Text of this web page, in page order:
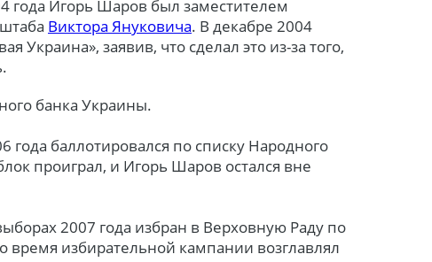
года Игорь Шаров был заместителем
Виктора Януковича. В декабре 2004
Украина», заявив, что сделал это из-за того,
банка Украины.
года баллотировался по списку Народного
проиграл, и Игорь Шаров остался вне
2007 года избран в Верховную Раду по
время избирательной кампании возглавлял